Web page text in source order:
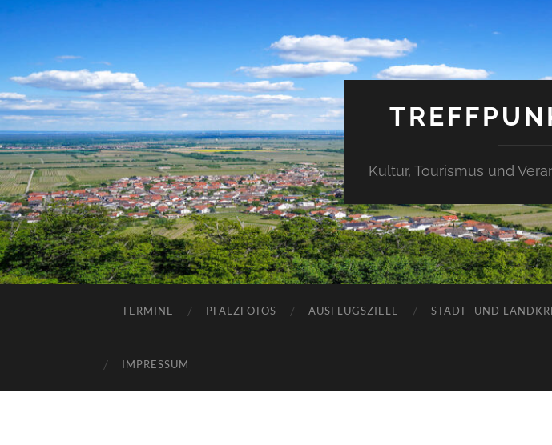
Kultur, Tourismus und
TERMINE PFALZFOTOS AUSFLUGSZIELE STADT- UND
IMPRESSUM